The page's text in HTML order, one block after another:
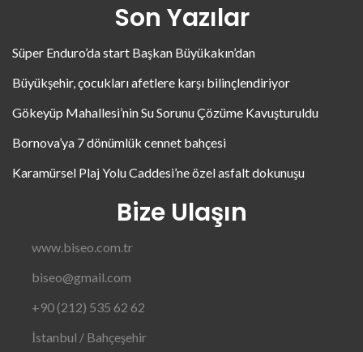
Son Yazılar
Süper Enduro’da start Başkan Büyükakın’dan
Büyükşehir, çocukları afetlere karşı bilinçlendiriyor
Gökeyüp Mahallesi’nin Su Sorunu Çözüme Kavuşturuldu
Bornova’ya 7 dönümlük cennet bahçesi
Karamürsel Plaj Yolu Caddesi’ne özel asfalt dokunuşu
Bize Ulaşın
www.biseo.com.tr
biseo@gmail.com
+90 (212) 535 62 62
İstanbul / Bahçeşehir